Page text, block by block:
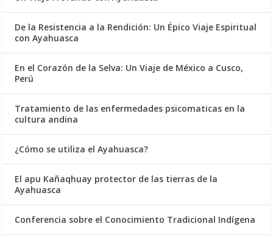
De la Resistencia a la Rendición: Un Épico Viaje Espiritual
con Ayahuasca
En el Corazón de la Selva: Un Viaje de México a Cusco,
Perú
Tratamiento de las enfermedades psicomaticas en la
cultura andina
¿Cómo se utiliza el Ayahuasca?
El apu Kañaqhuay protector de las tierras de la
Ayahuasca
Conferencia sobre el Conocimiento Tradicional Indígena